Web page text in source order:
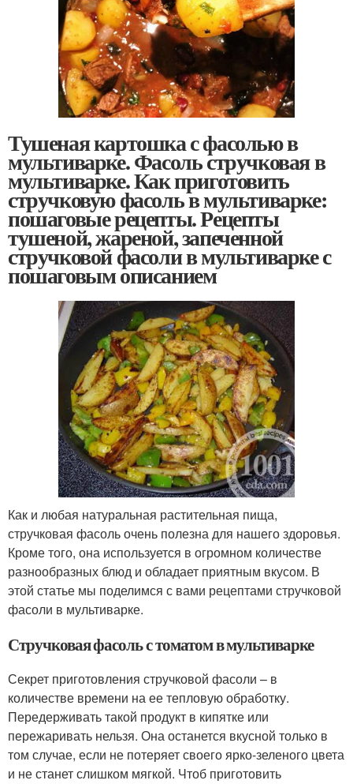
Тушеная картошка с фасолью в
мультиварке. Фасоль стручковая в
мультиварке. Как приготовить
стручковую фасоль в мультиварке:
пошаговые рецепты. Рецепты
тушеной, жареной, запеченной
стручковой фасоли в мультиварке с
пошаговым описанием
Как и любая натуральная растительная пища,
стручковая фасоль очень полезна для нашего здоровья.
Кроме того, она используется в огромном количестве
разнообразных блюд и обладает приятным вкусом. В
этой статье мы поделимся с вами рецептами стручковой
фасоли в мультиварке.
Стручковая фасоль с томатом в мультиварке
Секрет приготовления стручковой фасоли – в
количестве времени на ее тепловую обработку.
Передерживать такой продукт в кипятке или
пережаривать нельзя. Она останется вкусной только в
том случае, если не потеряет своего ярко-зеленого цвета
и не станет слишком мягкой. Чтоб приготовить